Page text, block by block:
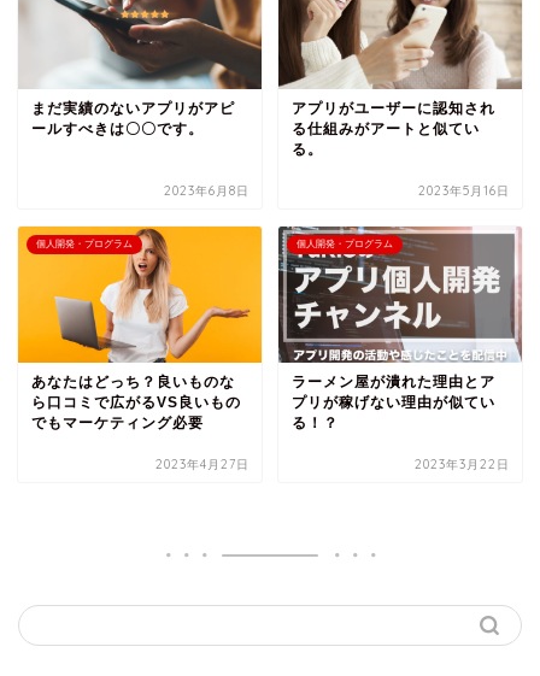
まだ実績のないアプリがアピ
ールすべきは〇〇です。
2023年6月8日
アプリがユーザーに認知され
る仕組みがアートと似てい
る。
2023年5月16日
個人開発・プログラム
あなたはどっち？良いものな
ら口コミで広がるVS良いもの
でもマーケティング必要
2023年4月27日
個人開発・プログラム
ラーメン屋が潰れた理由とア
プリが稼げない理由が似てい
る！？
2023年3月22日